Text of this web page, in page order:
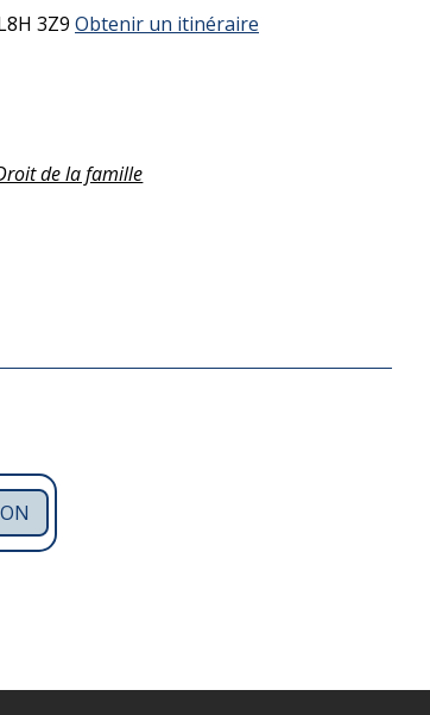
3Z9 Obtenir un itinéraire
de la famille